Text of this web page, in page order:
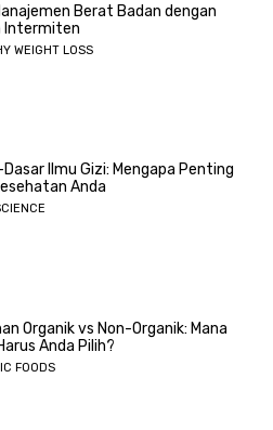
Berat Badan dengan
Intermiten
WEIGHT LOSS
Ilmu Gizi: Mengapa Penting
Anda
Organik vs Non-Organik: Mana
Anda Pilih?
FOODS